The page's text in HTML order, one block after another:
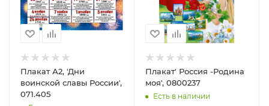
Плакат А2, 'Дни
воинской славы России',
071.405
Плакат' Россия -Родина
моя', 0800237
Есть в наличии